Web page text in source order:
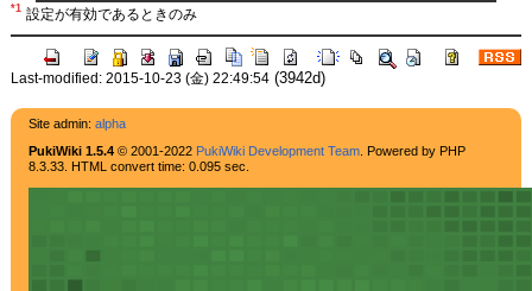
*1 設定が有効であるときのみ
Last-modified: 2015-10-23 (金) 22:49:54(3942d)
Site admin: alpha
PukiWiki 1.5.4© 2001-2022 PukiWiki Development Team. Powered by PHP
8.3.33. HTML convert time: 0.095 sec.